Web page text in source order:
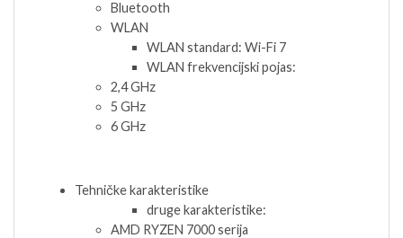
Bluetooth
WLAN
WLAN standard: Wi-Fi 7
WLAN frekvencijski pojas:
2,4 GHz
5 GHz
6 GHz
Tehničke karakteristike
druge karakteristike:
AMD RYZEN 7000 serija